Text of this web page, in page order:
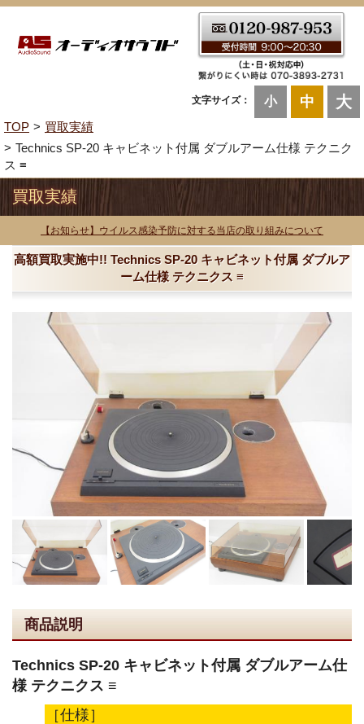
文字サイズ： 小 中 大
TOP
買取実績
Technics SP-20 キャビネット付属 ダブルアーム仕様 テクニク
ス ≡
買取実績
【お知らせ】ウイルス感染予防に対する当店の取り組みについて
高額買取実施中!! Technics SP-20 キャビネット付属 ダブルア
ーム仕様 テクニクス ≡
商品説明
Technics SP-20 キャビネット付属 ダブルアーム仕
様 テクニクス ≡
［仕様］